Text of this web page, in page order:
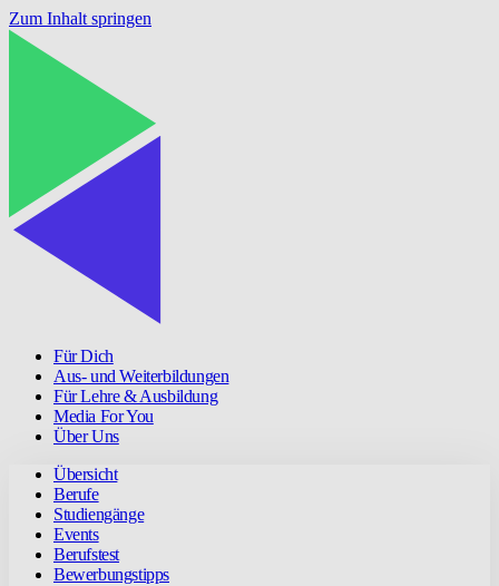
Zum Inhalt springen
Für Dich
Aus- und Weiterbildungen
Für Lehre & Ausbildung
Media For You
Über Uns
Übersicht
Berufe
Studiengänge
Events
Berufstest
Bewerbungstipps